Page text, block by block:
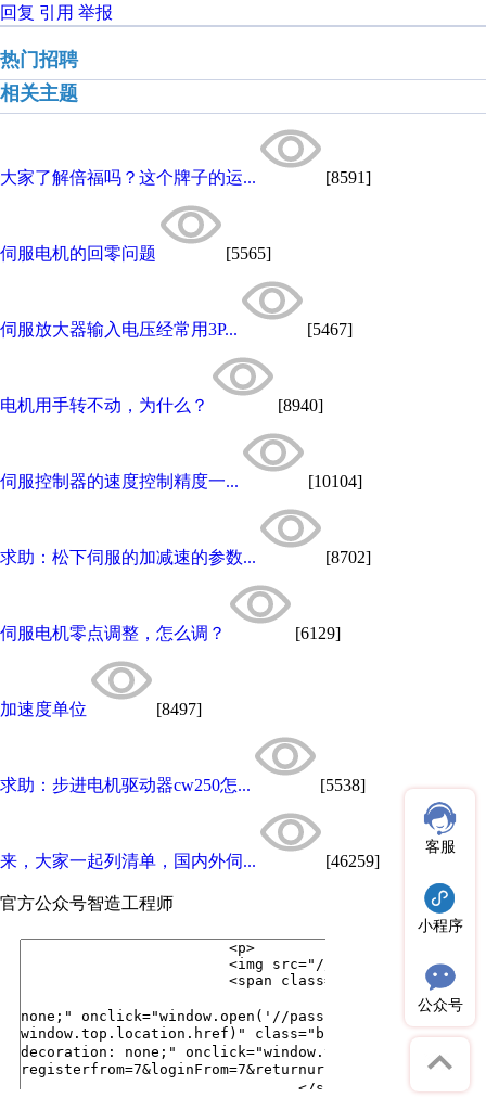
回复 引用 举报
热门招聘
相关主题
大家了解倍福吗？这个牌子的运... [8591]
伺服电机的回零问题 [5565]
伺服放大器输入电压经常用3P... [5467]
电机用手转不动，为什么？ [8940]
伺服控制器的速度控制精度一... [10104]
求助：松下伺服的加减速的参数... [8702]
伺服电机零点调整，怎么调？ [6129]
加速度单位 [8497]
求助：步进电机驱动器cw250怎... [5538]
来，大家一起列清单，国内外伺... [46259]
官方公众号智造工程师
客服
小程序
公众号